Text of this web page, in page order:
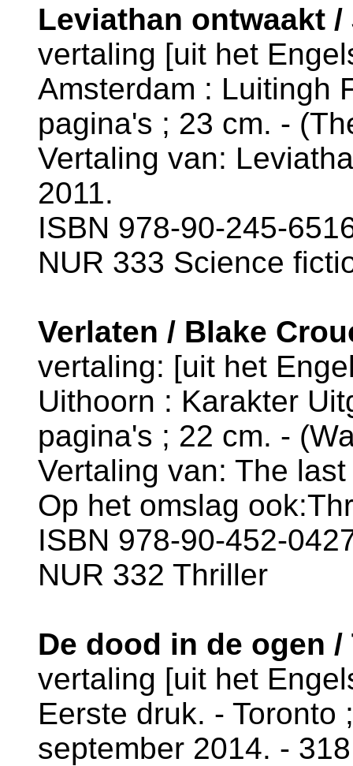
Leviathan ontwaakt /
vertaling [uit het
Amsterdam : Luitingh
pagina's ; 23 cm. -
Vertaling van:
2011.
ISBN 978-90-245-
NUR 333 Science
Verlaten / Blake
vertaling: [uit het
Uithoorn : Karakter
pagina's ; 22 cm. -
Vertaling van: The
Op het omslag
ISBN 978-90-452-
NUR 332 Thriller
De dood in de ogen
vertaling [uit het
Eerste druk. -
september 2014. -